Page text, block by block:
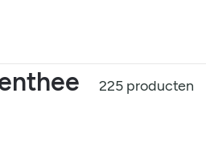
225 producten